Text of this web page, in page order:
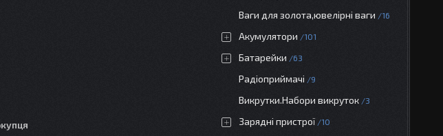
Ваги для золота,ювелірні ваги 16
Акумулятори 101
Батарейки 63
Радіоприймачі 9
Викрутки.Набори викруток 3
Зарядні пристрої 10